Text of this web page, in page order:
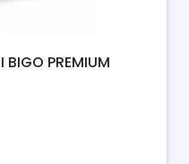
BIGO PREMIUM